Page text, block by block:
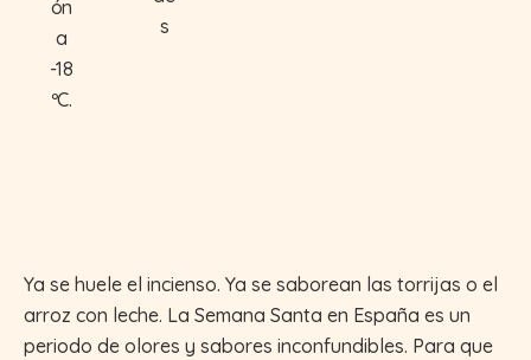
ón
a
-18
ºC.
s
Ya se huele el incienso. Ya se saborean las torrijas o el
arroz con leche. La Semana Santa en España es un
periodo de olores y sabores inconfundibles. Para que